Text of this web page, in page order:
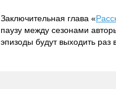
Заключительная глава «
паузу между сезонами
эпизоды будут выходить раз